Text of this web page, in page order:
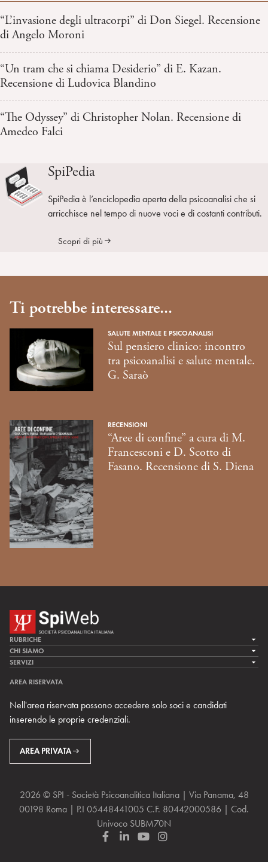
“L’invasione degli ultracorpi” di Don Siegel. Recensione
di Angelo Moroni
“Un tram che si chiama Desiderio” di E. Kazan.
Recensione di Ludovica Blandino
“The Odyssey” di Christopher Nolan. Recensione di
Amedeo Falci
SpiPedia
SpiPedia è l’enciclopedia aperta della psicoanalisi che si
arricchisce nel tempo di nuove voci e di costanti contributi.
Scopri di più
Ti potrebbe interessare...
SALUTE MENTALE E PSICOANALISI
Sul pensiero clinico: incontro
tra psicoanalisi e salute mentale.
G. Saraò
RECENSIONI
“Aree di confine” a cura di M.
Francesconi e D. Scotto di
Fasano. Recensione di S. Diena
RUBRICHE
LA CURA
LA RICERCA
MULTIMEDIA
CHI SIAMO
LA SPI
TEAM DI SPIWEB
CONTATTI
RIVISTE
SERVIZI
ARCHIVIO STORICO
AREA RISERVATA
Nell'area riservata possono accedere solo soci e candidati
inserendo le proprie credenziali.
AREA PRIVATA
2026 © SPI - Società Psicoanalitica Italiana | Via Panama, 48
00198 Roma | P.I 05448441005 C.F. 80442000586 | Cod.
Univoco SUBM70N
F
L
Y
I